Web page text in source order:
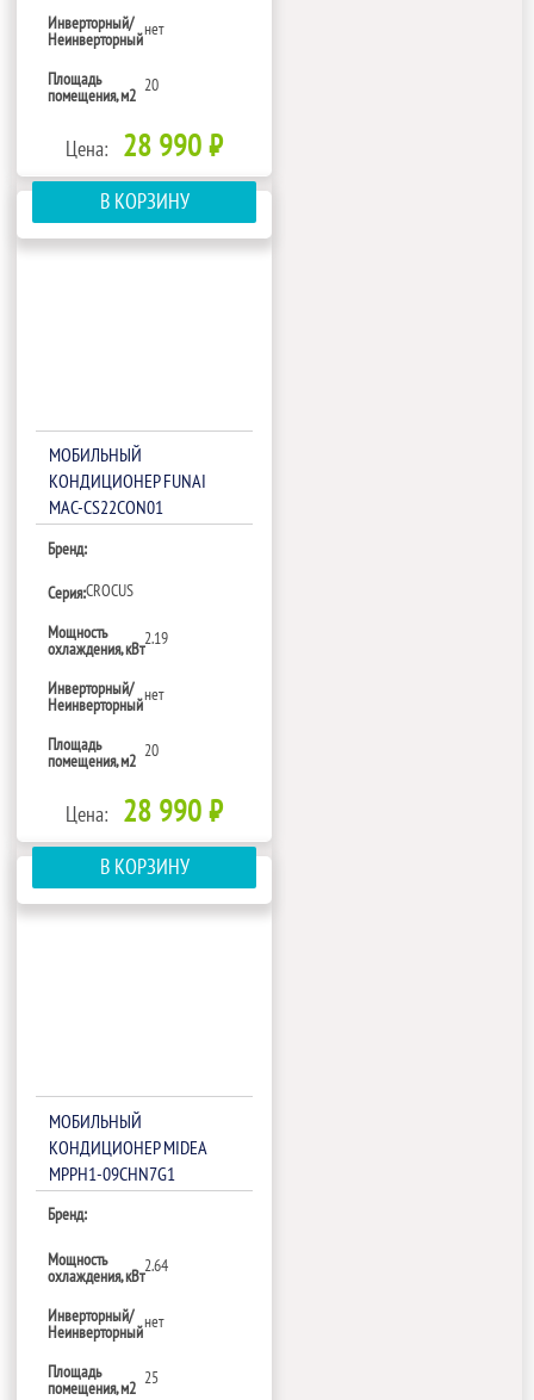
Инверторный/
Неинверторный
нет
Площадь
помещения, м2
20
Цена: 28 990 ₽
В КОРЗИНУ
МОБИЛЬНЫЙ
КОНДИЦИОНЕР FUNAI
MAC-CS22CON01
Бренд:
Серия:CROCUS
Мощность
охлаждения, кВт
2.19
Инверторный/
Неинверторный
нет
Площадь
помещения, м2
20
Цена: 28 990 ₽
В КОРЗИНУ
МОБИЛЬНЫЙ
КОНДИЦИОНЕР MIDEA
MPPH1-09СHN7G1
Бренд:
Мощность
охлаждения, кВт
2.64
Инверторный/
Неинверторный
нет
Площадь
помещения, м2
25